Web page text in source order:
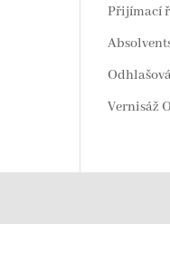
Přijímací
Vernisáž